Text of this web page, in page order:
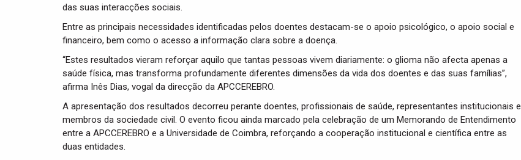
das suas interacções sociais.
Entre as principais necessidades identificadas pelos doentes destacam-se o apoio psicológico, o apoio social e
financeiro, bem como o acesso a informação clara sobre a doença.
“Estes resultados vieram reforçar aquilo que tantas pessoas vivem diariamente: o glioma não afecta apenas a
saúde física, mas transforma profundamente diferentes dimensões da vida dos doentes e das suas famílias”,
afirma Inês Dias, vogal da direcção da APCCEREBRO.
A apresentação dos resultados decorreu perante doentes, profissionais de saúde, representantes institucionais e
membros da sociedade civil. O evento ficou ainda marcado pela celebração de um Memorando de Entendimento
entre a APCCEREBRO e a Universidade de Coimbra, reforçando a cooperação institucional e científica entre as
duas entidades.